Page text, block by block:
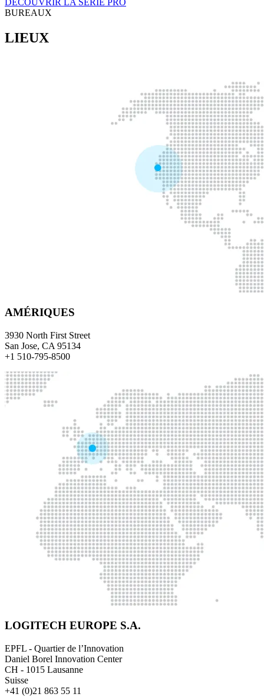
DÉCOUVRIR LA SÉRIE PRO
BUREAUX
LIEUX
AMÉRIQUES
3930 North First Street
San Jose, CA 95134
+1 510-795-8500
LOGITECH EUROPE S.A.
EPFL - Quartier de l’Innovation
Daniel Borel Innovation Center
CH - 1015 Lausanne
Suisse
+41 (0)21 863 55 11